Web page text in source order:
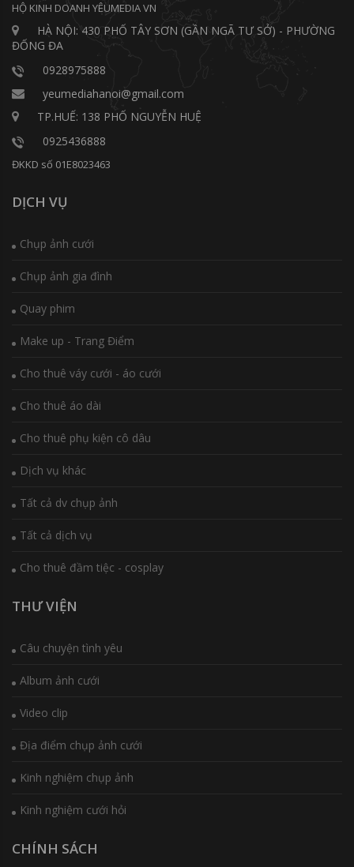
HỘ KINH DOANH YÊUMEDIA VN
HÀ NỘI: 430 PHỐ TÂY SƠN (GẦN NGÃ TƯ SỞ) - PHƯỜNG
ĐỐNG ĐA
0928975888
yeumediahanoi@gmail.com
TP.HUẾ: 138 PHỐ NGUYỄN HUỆ
0925436888
ĐKKD số 01E8023463
DỊCH VỤ
Chụp ảnh cưới
Chụp ảnh gia đình
Quay phim
Make up - Trang Điểm
Cho thuê váy cưới - áo cưới
Cho thuê áo dài
Cho thuê phụ kiện cô dâu
Dịch vụ khác
Tất cả dv chụp ảnh
Tất cả dịch vụ
Cho thuê đầm tiệc - cosplay
THƯ VIỆN
Câu chuyện tình yêu
Album ảnh cưới
Video clip
Địa điểm chụp ảnh cưới
Kinh nghiệm chụp ảnh
Kinh nghiệm cưới hỏi
CHÍNH SÁCH